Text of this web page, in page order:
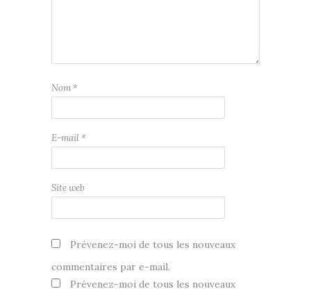
Nom *
E-mail *
Site web
Prévenez-moi de tous les nouveaux
commentaires par e-mail.
Prévenez-moi de tous les nouveaux